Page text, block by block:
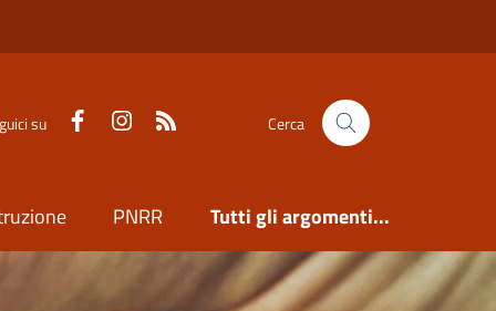
su FacebookInstagram Cerca
PNRR Tutti gli argomenti...